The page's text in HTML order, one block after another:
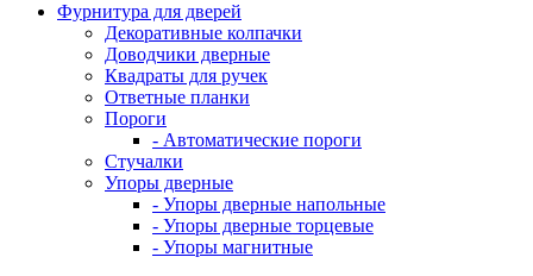
Фурнитура для дверей
Декоративные колпачки
Доводчики дверные
Квадраты для ручек
Ответные планки
Пороги
- Автоматические пороги
Стучалки
Упоры дверные
- Упоры дверные напольные
- Упоры дверные торцевые
- Упоры магнитные